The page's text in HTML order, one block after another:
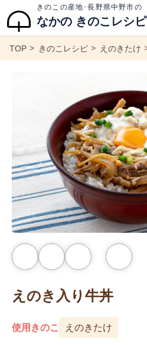
きのこの産地･長野県中野市の
なかの きのこレシピ
TOP きのこレシピ えのきたけ
気
えのき入り牛丼
使用きのこ えのきたけ